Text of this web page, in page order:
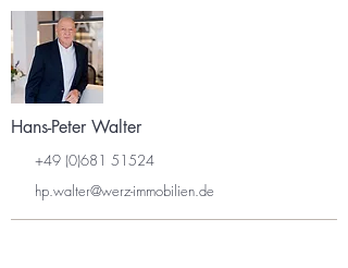
Hans-Peter Walter
+49 (0)681 51524
hp.walter@werz-immobilien.de